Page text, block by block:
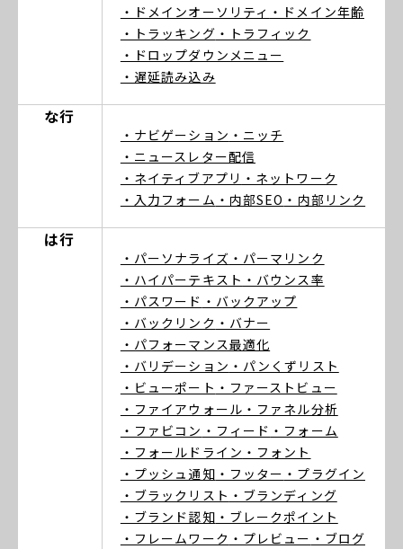
・ドメインオーソリティ ・ドメイン年齢
・トラッキング ・トラフィック
・ドロップダウンメニュー
・遅延読み込み
な行
・ナビゲーション ・ニッチ
・ニュースレター配信
・ネイティブアプリ ・ネットワーク
・入力フォーム ・内部SEO ・内部リンク
は行
・パーソナライズ ・パーマリンク
・ハイパーテキスト ・バウンス率
・パスワード ・バックアップ
・バックリンク ・バナー
・パフォーマンス最適化
・バリデーション ・パンくずリスト
・ビューポート ・ファーストビュー
・ファイアウォール ・ファネル分析
・ファビコン ・フィード ・フォーム
・フォールドライン ・フォント
・プッシュ通知 ・フッター ・プラグイン
・ブラックリスト ・ブランディング
・ブランド認知 ・ブレークポイント
・フレームワーク ・プレビュー ・ブログ